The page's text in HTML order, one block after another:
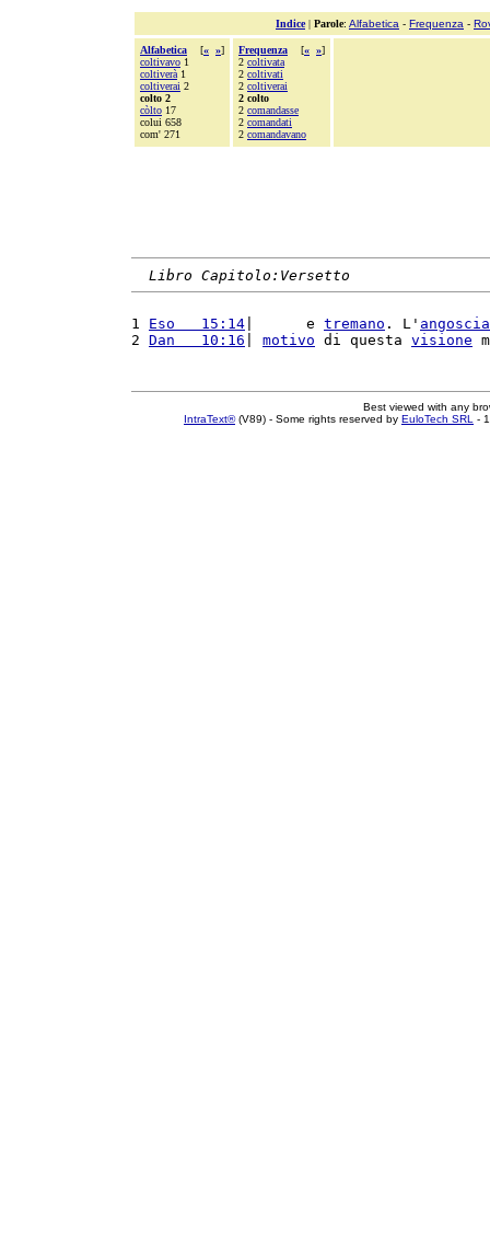
Indice| Parole: Alfabetica - Frequenza -
Alfabetica [« »]
coltivavo 1
coltiverà 1
coltiverai 2
colto 2
còlto 17
colui 658
com' 271
Frequenza [« »]
2 coltivata
2 coltivati
2 coltiverai
2 colto
2 comandasse
2 comandati
2 comandavano
Libro Capitolo:Versetto
1 Eso   15:14 |      e tremano . L' angoscia
2 Dan   10:16 motivo di questa visione
Best viewed with any
IntraText®(V89) - Some rights reserved by EuloTech SRL -